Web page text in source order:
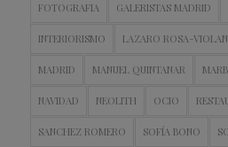
FOTOGRAFIA GALERISTAS MADRID
INTERIORISMO LAZARO ROSA-VIOLAN
MADRID MANUEL QUINTANAR
NAVIDAD NEOLITH OCIO
SANCHEZ ROMERO SOFÍA BONO